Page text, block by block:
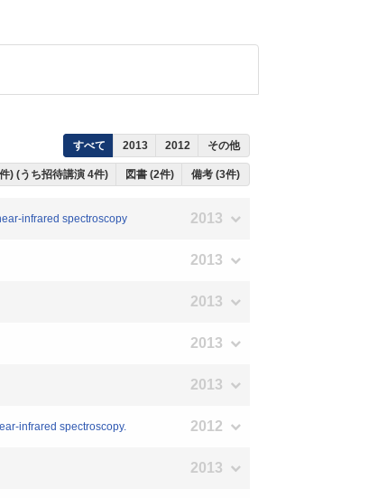
すべて 2013 2012 その他
) (うち招待講演 4件) 図書 (2件) 備考 (3件)
infrared spectroscopy 2013
2013
2013
2013
2013
infrared spectroscopy. 2012
2013